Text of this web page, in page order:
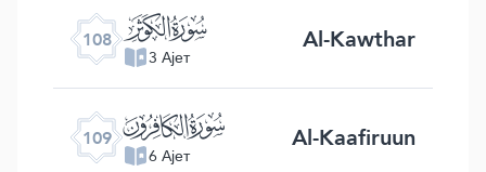
108 ﰙ
3 Ајет Al-Kawthar
109 ﰚ
6 Ајет Al-Kaafiruun